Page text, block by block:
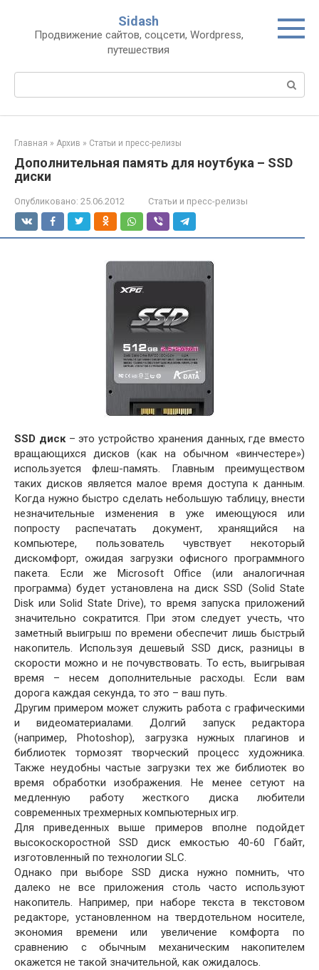
контенту
Sidash
Продвижение сайтов, соцсети, Wordpress,
путешествия
Главная » Архив » Статьи и пресс-релизы
Дополнительная память для ноутбука – SSD
диски
Опубликовано: 25.06.2012 Статьи и пресс-релизы
SSD диск– это устройство хранения данных, где вместо
вращающихся дисков (как на обычном «винчестере»)
используется флеш-память. Главным преимуществом
таких дисков является малое время доступа к данным.
Когда нужно быстро сделать небольшую таблицу, внести
незначительные изменения в уже имеющуюся или
попросту распечатать документ, хранящийся на
компьютере, пользователь чувствует некоторый
дискомфорт, ожидая загрузки офисного программного
пакета. Если же Microsoft Office (или аналогичная
программа) будет установлена на диск SSD (Solid State
Disk или Solid State Drive), то время запуска приложений
значительно сократится. При этом следует учесть, что
заметный выигрыш по времени обеспечит лишь быстрый
накопитель. Используя дешевый SSD диск, разницы в
скорости можно и не почувствовать. То есть, выигрывая
время – несем дополнительные расходы. Если вам
дорога каждая секунда, то это – ваш путь.
Другим примером может служить работа с графическими
и видеоматериалами. Долгий запуск редактора
(например, Photoshop), загрузка нужных плагинов и
библиотек тормозят творческий процесс художника.
Также неудобны частые загрузки тех же библиотек во
время обработки изображения. Не менее сетуют на
медленную работу жесткого диска любители
современных трехмерных компьютерных игр.
Для приведенных выше примеров вполне подойдет
высокоскоростной SSD диск емкостью 40-60 Гбайт,
изготовленный по технологии SLC.
Однако при выборе SSD диска нужно помнить, что
далеко не все приложения столь часто используют
накопитель. Например, при наборе текста в текстовом
редакторе, установленном на твердотельном носителе,
экономия времени или увеличение комфорта по
сравнению с обычным механическим накопителем
окажется не такой значительной, как ожидалось.